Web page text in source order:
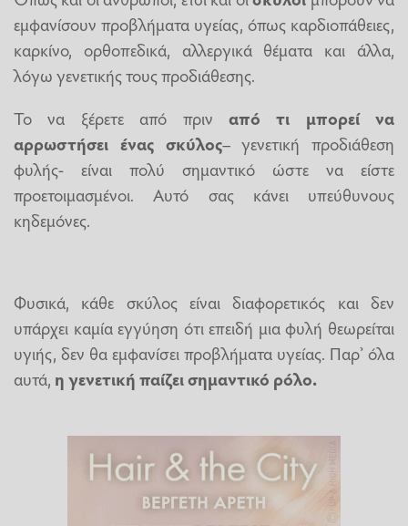
εμφανίσουν προβλήματα υγείας, όπως καρδιοπάθειες,
καρκίνο, ορθοπεδικά, αλλεργικά θέματα και άλλα,
λόγω γενετικής τους προδιάθεσης.
Το να ξέρετε από πριν από τι μπορεί να
αρρωστήσει ένας σκύλος– γενετική προδιάθεση
φυλής- είναι πολύ σημαντικό ώστε να είστε
προετοιμασμένοι. Αυτό σας κάνει υπεύθυνους
κηδεμόνες.
Φυσικά, κάθε σκύλος είναι διαφορετικός και δεν
υπάρχει καμία εγγύηση ότι επειδή μια φυλή θεωρείται
υγιής, δεν θα εμφανίσει προβλήματα υγείας. Παρ’ όλα
αυτά, η γενετική παίζει σημαντικό ρόλο.